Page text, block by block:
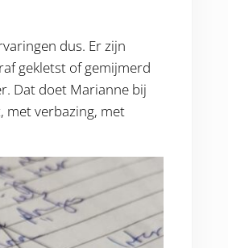
dus. Er zijn
gekletst of gemijmerd
Dat doet Marianne bij
met verbazing, met